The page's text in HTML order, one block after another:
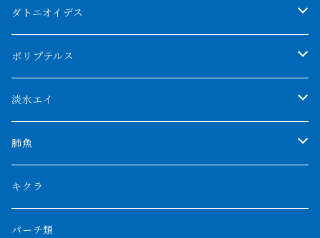
クンパイ
アブソリュートレッド
AGUS スーパーレッドF4
特殊アロワナ
厳選 過背金龍
フルゴールデンクロスバック
BILLY-KENオリジナルブランド紅龍
ダトニオイデス
シャムタイガー
特殊ダトニオ
ダトニオプラスワン
リアルバンド
フォークバンド
フォーバータイガー
メニーバータイガー
ポリプテルス
モンスターポリプ
特殊ポリプ
プラチナ個体
ショート個体
ハイブリッドポリプ
エンドリケリー
淡水エイ
シナガワダイヤ
ダイヤモンドポルカ
クロコダイル
肺魚
ネオケラ
その他肺魚
キクラ
パーチ類